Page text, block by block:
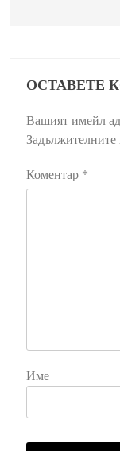
ОСТАВЕТЕ
Вашият имейл
Задължителните
Коментар *
Име